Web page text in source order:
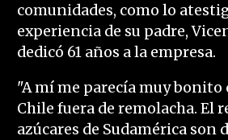
comunidades, como lo
experiencia de su padre,
dedicó 61 años a la empresa.
"A mí me parecía muy bonito
Chile fuera de remolacha. El
azúcares de Sudamérica son